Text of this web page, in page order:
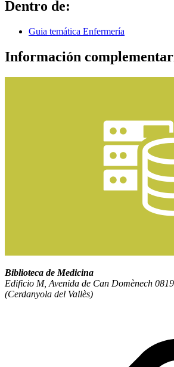
Dentro de:
Guia temática Enfermería
Información
Biblioteca de Medicina
Edificio M, Avenida de Can Domènech
(Cerdanyola del Vallès)